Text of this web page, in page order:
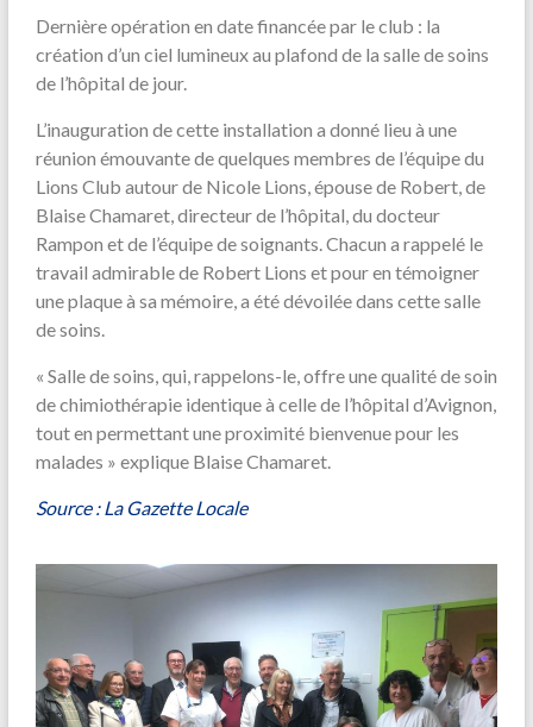
Dernière opération en date financée par le club : la
création d’un ciel lumineux au plafond de la salle de soins
de l’hôpital de jour.
L’inauguration de cette installation a donné lieu à une
réunion émouvante de quelques membres de l’équipe du
Lions Club autour de Nicole Lions, épouse de Robert, de
Blaise Chamaret, directeur de l’hôpital, du docteur
Rampon et de l’équipe de soignants. Chacun a rappelé le
travail admirable de Robert Lions et pour en témoigner
une plaque à sa mémoire, a été dévoilée dans cette salle
de soins.
« Salle de soins, qui, rappelons-le, offre une qualité de soin
de chimiothérapie identique à celle de l’hôpital d’Avignon,
tout en permettant une proximité bienvenue pour les
malades » explique Blaise Chamaret.
Source : La Gazette Locale